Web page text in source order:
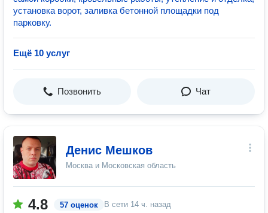
установка ворот, заливка бетонной площадки под
парковку.
Ещё 10 услуг
Позвонить Чат
Денис Мешков
Москва и Московская область
4.8 57 оценок В сети 14 ч. назад